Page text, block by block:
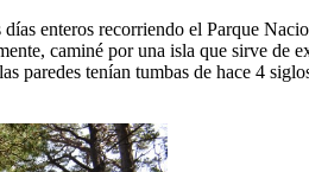
enteros recorriendo el Parque
caminé por una isla que sirve de
paredes tenían tumbas de hace 4